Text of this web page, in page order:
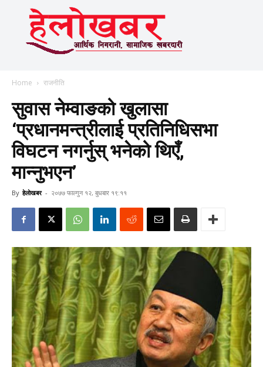
Home राजनीति
सुवास नेम्वाङको खुलासा
‘प्रधानमन्त्रीलाई प्रतिनिधिसभा
विघटन नगर्नुस् भनेको थिएँ,
मान्नुभएन’
By हेलाेखबर - २०७७ फाल्गुन १२, बुधबार १९:११